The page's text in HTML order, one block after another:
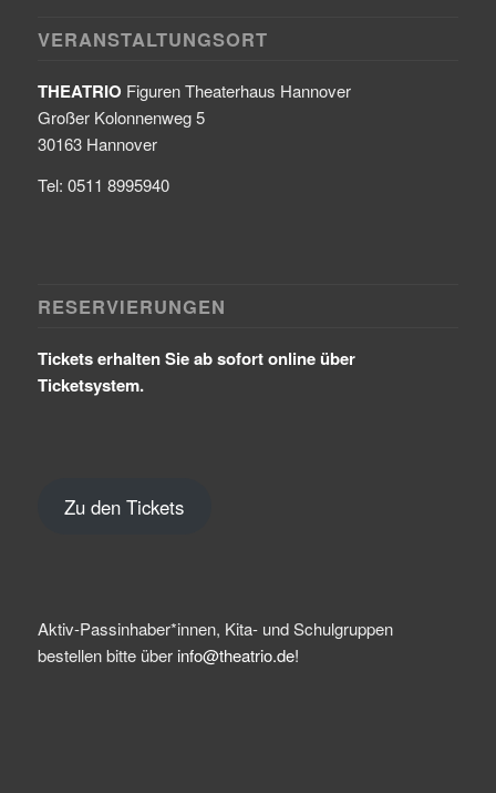
VERANSTALTUNGSORT
THEATRIO Figuren Theaterhaus Hannover
Großer Kolonnenweg 5
30163 Hannover
Tel: 0511 8995940
RESERVIERUNGEN
Tickets erhalten Sie ab sofort online über
Ticketsystem.
Zu den Tickets
Aktiv-Passinhaber*innen, Kita- und Schulgruppen
bestellen bitte über info@theatrio.de!